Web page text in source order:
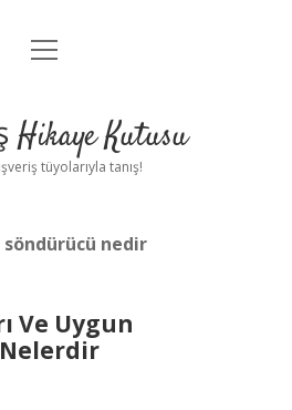
Anasayfa
Yasal Uyarı
menüyü
Hikaye Kutusu
tüyolarıyla tanış!
söndürücü nedir
Ve Uygun